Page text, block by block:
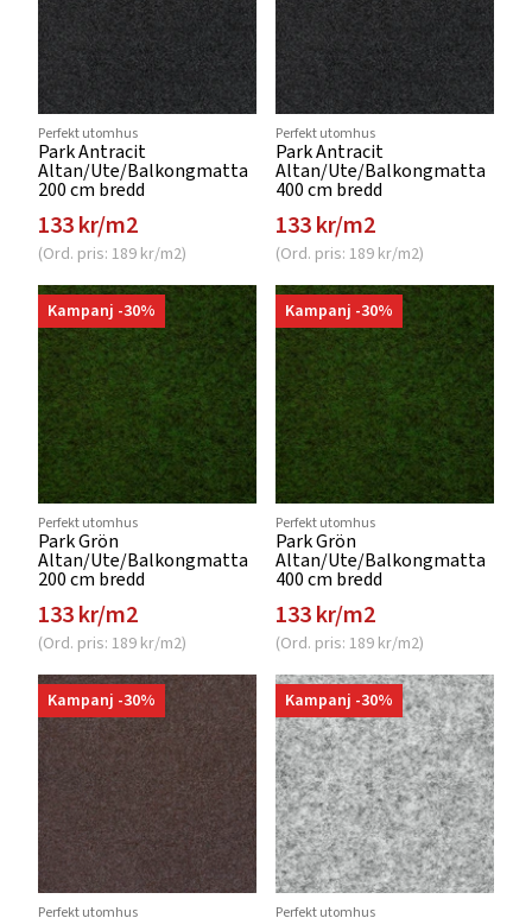
Perfekt utomhus
Park Antracit
Altan/Ute/Balkongmatta
200 cm bredd
133 kr/m2
(Ord. pris: 189 kr/m2)
Perfekt utomhus
Park Antracit
Altan/Ute/Balkongmatta
400 cm bredd
133 kr/m2
(Ord. pris: 189 kr/m2)
Kampanj -30%
Perfekt utomhus
Park Grön
Altan/Ute/Balkongmatta
200 cm bredd
133 kr/m2
(Ord. pris: 189 kr/m2)
Kampanj -30%
Perfekt utomhus
Park Grön
Altan/Ute/Balkongmatta
400 cm bredd
133 kr/m2
(Ord. pris: 189 kr/m2)
Kampanj -30%
Perfekt utomhus
Kampanj -30%
Perfekt utomhus